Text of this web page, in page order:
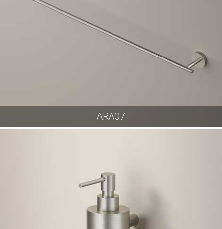
ARA07